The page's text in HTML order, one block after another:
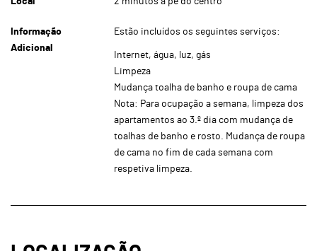
Informação
Adicional
Estão incluídos os seguintes serviços:
Internet, água, luz, gás
Limpeza
Mudança toalha de banho e roupa de cama
Nota: Para ocupação a semana, limpeza dos
apartamentos ao 3.º dia com mudança de
toalhas de banho e rosto. Mudança de roupa
de cama no fim de cada semana com
respetiva limpeza.